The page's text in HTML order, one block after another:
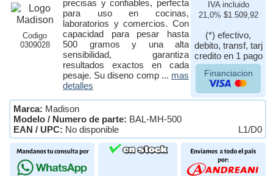
Codigo
0309028
precisas y confiables, perfecta
para uso en cocinas,
laboratorios y comercios. Con
capacidad para pesar hasta
500 gramos y una alta
sensibilidad, garantiza
resultados exactos en cada
pesaje. Su diseno comp ... mas
detalles
IVA incluido
21,0% $1.509,92
(*) efectivo,
debito, transf, tarj
credito en 1 pago
Financiacion
Marca: Madison
Modelo / Numero de parte: BAL-MH-500
EAN / UPC: No disponible L1/D0